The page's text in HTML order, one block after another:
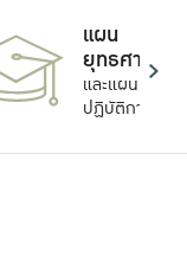
แผน
ยุทธศาสตร์
และแผน
ปฏิบัติการ